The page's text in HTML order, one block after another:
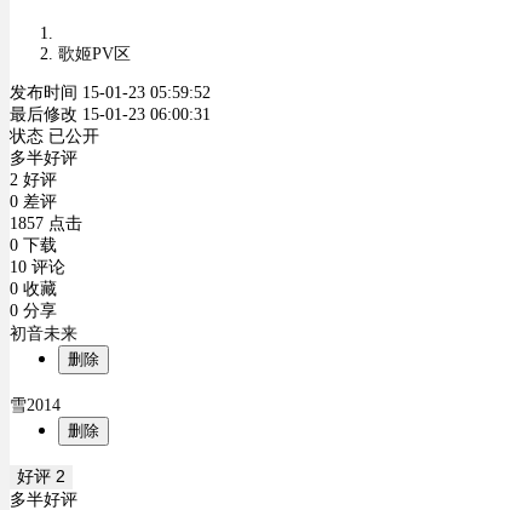
歌姬PV区
发布时间 15-01-23 05:59:52
最后修改 15-01-23 06:00:31
状态 已公开
多半好评
2 好评
0 差评
1857 点击
0 下载
10 评论
0 收藏
0 分享
初音未来
删除
雪2014
删除
好评 2
多半好评